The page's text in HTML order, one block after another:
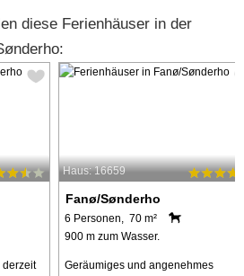
diese Ferienhäuser in der
derzeit
Haus: 16659
Fanø/Sønderho
6 Personen, 70 m²
900 m zum Wasser.
Geräumiges und angenehmes